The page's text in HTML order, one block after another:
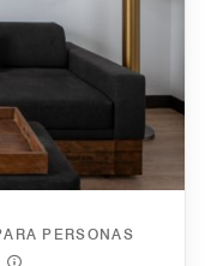
PERSONAS